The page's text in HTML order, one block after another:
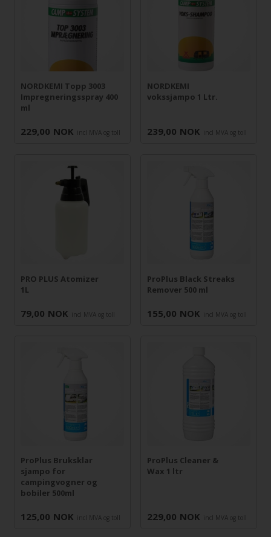
NORDKEMI Topp 3003
Impregneringsspray 400
ml
229,00 NOK incl MVA og toll
NORDKEMI
vokssjampo 1 Ltr.
239,00 NOK incl MVA og toll
PRO PLUS Atomizer
1L
79,00 NOK incl MVA og toll
ProPlus Black Streaks
Remover 500 ml
155,00 NOK incl MVA og toll
ProPlus Bruksklar
sjampo for
campingvogner og
bobiler 500ml
125,00 NOK incl MVA og toll
ProPlus Cleaner &
Wax 1 ltr
229,00 NOK incl MVA og toll